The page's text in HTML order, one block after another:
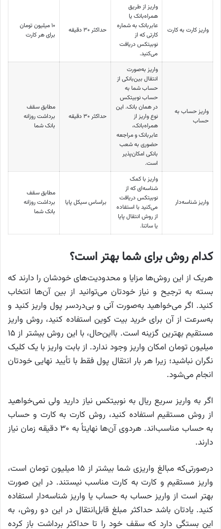
واریز کارت به کارت
واریز از طریق
همراه‌بانک یا
عابربانک به شماره
کارتی که از
نوبیتکس دریافت
می‌کنید.
حداکثر ۳۰ دقیقه
۱۰ میلیون تومان
برای هر کارت
واریز حساب به
حساب
واریز به‌صورت
انتقال بین‌بانکی از
حساب شما به
حساب نوبیتکس
در همان بانک. این
نوع واریز از
همراه‌بانک،
عابربانک و مراجعه
حضوری به شعب
بانکی امکان‌پذیر
است.
حداکثر ۳۰ دقیقه
مطابق سقف
برداشت روزانه
بانک شما
واریز شناسه‌دار
واریز با کمک
شناسه‌ای که از
نوبیتکس دریافت
می‌کنید با استفاده
از روش انتقال پایا
یا ساتنا.
براساس سیکل پایا
مطابق سقف
برداشت روزانه
بانک شما
کدام روش برای شما بهتر است؟
هریک از این روش‌ها مزایا و محدودیت‌های خودشان را دارند که
بسته به ترجیح و نیاز خودتان می‌توانید از بین آن‌ها انتخاب
کنید. اگر می‌خواهید به‌صورت آنی و بی‌دردسر پول واریز کنید و
به‌سرعت از آن برای خرید بیت کوین استفاده کنید، روش واریز
مستقیم بهترین گزینه است. بااین‌حال، با این روش بیشتر از ۱۵
میلیون تومان امکان واریز وجود ندارد. از بابت واریز با یک کلیک
نگران نباشید؛ زیرا هر بار انتقال پول فقط با تأیید نهایی خودتان
انجام می‌شود.
اگر به واریز سریع ریال به نوبیتکس نیاز دارید ولی نمی‌خواهید
از روش مستقیم استفاده کنید، روش کارت به کارت و حساب
به حساب مناسب‌اند. هردوی آن‌ها نهایتاً به ۳۰ دقیقه زمان نیاز
دارند.
درصورتی‌که مبالغ واریزی شما بیشتر از ۱۵ میلیون تومان است،
واریز مستقیم و کارت به کارت مناسب نیستند. در این صورت
بهتر است از واریز حساب به حساب یا واریز شناسه‌دار استفاده
کنید. یادتان باشد حداکثر مبلغ قابل‌انتقال در این دو روش، به
این بستگی دارد که سقف خود را تا حداکثر برداشت باز کرده